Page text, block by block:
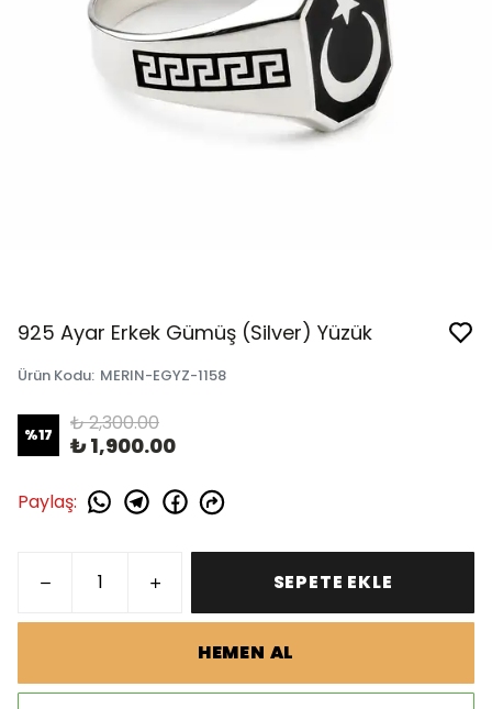
925 Ayar Erkek Gümüş (Silver) Yüzük
Ürün Kodu: MERIN-EGYZ-1158
%17 ₺ 2,300.00
₺ 1,900.00
Paylaş:
SEPETE EKLE
HEMEN AL